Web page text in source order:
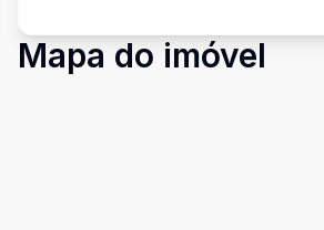
Mapa do imóvel